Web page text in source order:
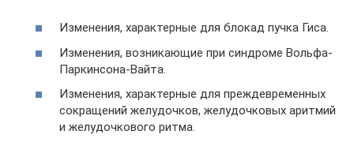
Изменения, характерные для блокад пучка Гиса.
Изменения, возникающие при синдроме Вольфа-
Паркинсона-Вайта.
Изменения, характерные для преждевременных
сокращений желудочков, желудочковых аритмий
и желудочкового ритма.